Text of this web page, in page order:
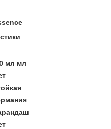
мл мл